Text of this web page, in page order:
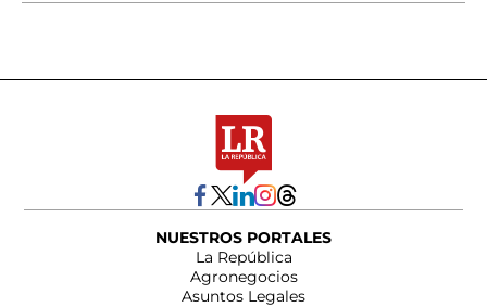
NUESTROS PORTALES
La República
Agronegocios
Asuntos Legales